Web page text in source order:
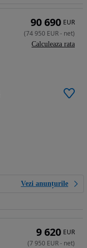
Vezi anunțurile
90 690 EUR
(74 950 EUR- net)
Calculeaza rata
9 620 EUR
(7 950 EUR- net)